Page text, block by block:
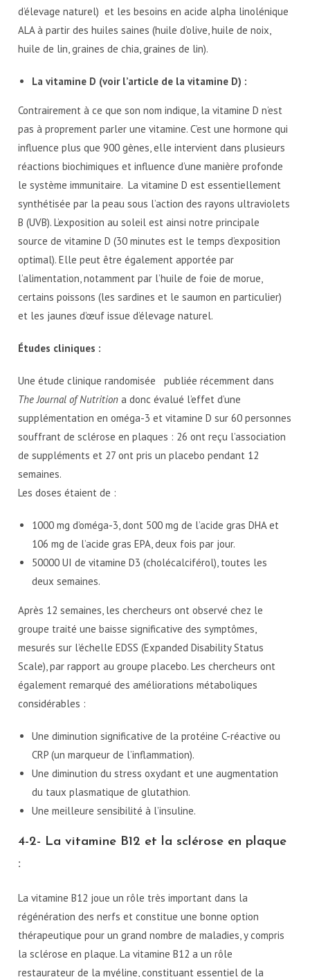
d’élevage naturel) et les besoins en acide alpha linolénique
ALA à partir des huiles saines (huile d’olive, huile de noix,
huile de lin, graines de chia, graines de lin).
La vitamine D (voir l’article de la vitamine D) :
Contrairement à ce que son nom indique, la vitamine D n’est
pas à proprement parler une vitamine. C’est une hormone qui
influence plus que 900 gènes, elle intervient dans plusieurs
réactions biochimiques et influence d’une manière profonde
le système immunitaire. La vitamine D est essentiellement
synthétisée par la peau sous l’action des rayons ultraviolets
B (UVB). L’exposition au soleil est ainsi notre principale
source de vitamine D (30 minutes est le temps d’exposition
optimal). Elle peut être également apportée par
l’alimentation, notamment par l’huile de foie de morue,
certains poissons (les sardines et le saumon en particulier)
et les jaunes d’œuf issue d’élevage naturel.
Études cliniques :
Une étude clinique randomisée publiée récemment dans
The Journal of Nutrition a donc évalué l’effet d’une
supplémentation en oméga-3 et vitamine D sur 60 personnes
souffrant de sclérose en plaques : 26 ont reçu l’association
de suppléments et 27 ont pris un placebo pendant 12
semaines.
Les doses étaient de :
1000 mg d’oméga-3, dont 500 mg de l’acide gras DHA et
106 mg de l’acide gras EPA, deux fois par jour.
50000 UI de vitamine D3 (cholécalciférol), toutes les
deux semaines.
Après 12 semaines, les chercheurs ont observé chez le
groupe traité une baisse significative des symptômes,
mesurés sur l’échelle EDSS (Expanded Disability Status
Scale), par rapport au groupe placebo. Les chercheurs ont
également remarqué des améliorations métaboliques
considérables :
Une diminution significative de la protéine C-réactive ou
CRP (un marqueur de l’inflammation).
Une diminution du stress oxydant et une augmentation
du taux plasmatique de glutathion.
Une meilleure sensibilité à l’insuline.
4-2- La vitamine B12 et la sclérose en plaque
:
La vitamine B12 joue un rôle très important dans la
régénération des nerfs et constitue une bonne option
thérapeutique pour un grand nombre de maladies, y compris
la sclérose en plaque. La vitamine B12 a un rôle
restaurateur de la myéline, constituant essentiel de la